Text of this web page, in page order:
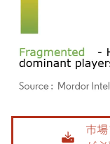
画像 © Mordor